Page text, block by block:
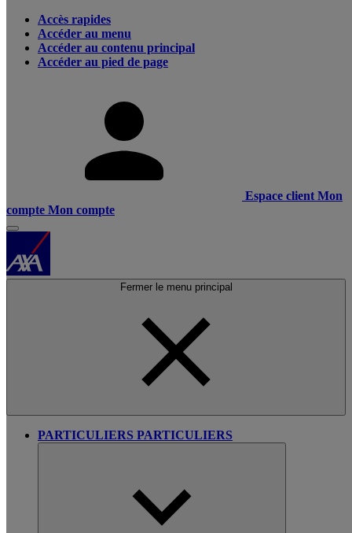
Accès rapides
Accéder au menu
Accéder au contenu principal
Accéder au pied de page
Espace client Mon
compte Mon compte
Fermer le menu principal
PARTICULIERS PARTICULIERS